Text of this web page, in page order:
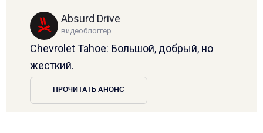
Absurd Drive
видеоблоггер
Chevrolet Tahoe: Большой, добрый, но
жесткий.
ПРОЧИТАТЬ АНОНС